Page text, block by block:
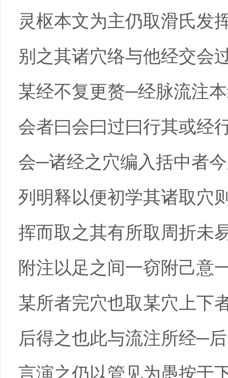
灵枢本文为主仍取滑氏发
别之其诸穴络与他经交会
某经不复更赘─经脉流注
会者曰会曰过曰行其或经
会─诸经之穴编入括中者
列明释以便初学其诸取穴
挥而取之其有所取周折未
附注以足之间一窃附己意
某所者完穴也取某穴上下
后得之也此与流注所经─
言演之仍以管见为愚按于